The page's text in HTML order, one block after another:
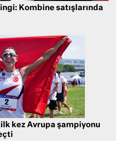
Kombine satışlarında
kez Avrupa şampiyonu